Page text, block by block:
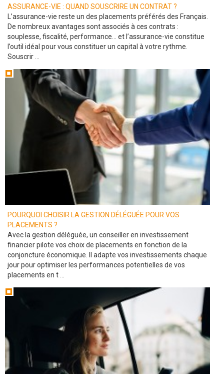
ASSURANCE-VIE : QUAND SOUSCRIRE UN CONTRAT ?
L’assurance-vie reste un des placements préférés des Français.
De nombreux avantages sont associés à ces contrats :
souplesse, fiscalité, performance… et l’assurance-vie constitue
l’outil idéal pour vous constituer un capital à votre rythme.
Souscrir ...
POURQUOI CHOISIR LA GESTION DÉLÉGUÉE POUR VOS
PLACEMENTS ?
Avec la gestion déléguée, un conseiller en investissement
financier pilote vos choix de placements en fonction de la
conjoncture économique. Il adapte vos investissements chaque
jour pour optimiser les performances potentielles de vos
placements en t ...